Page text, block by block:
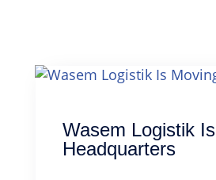
Wasem Logistik
Headquarters